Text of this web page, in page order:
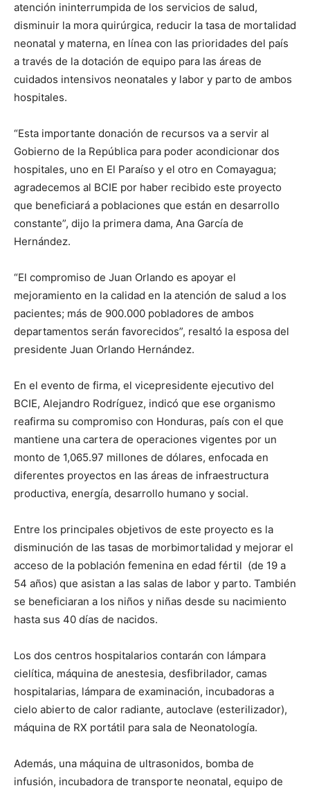
atención ininterrumpida de los servicios de salud,
disminuir la mora quirúrgica, reducir la tasa de mortalidad
neonatal y materna, en línea con las prioridades del país
a través de la dotación de equipo para las áreas de
cuidados intensivos neonatales y labor y parto de ambos
hospitales.
“Esta importante donación de recursos va a servir al
Gobierno de la República para poder acondicionar dos
hospitales, uno en El Paraíso y el otro en Comayagua;
agradecemos al BCIE por haber recibido este proyecto
que beneficiará a poblaciones que están en desarrollo
constante”, dijo la primera dama, Ana García de
Hernández.
“El compromiso de Juan Orlando es apoyar el
mejoramiento en la calidad en la atención de salud a los
pacientes; más de 900.000 pobladores de ambos
departamentos serán favorecidos”, resaltó la esposa del
presidente Juan Orlando Hernández.
En el evento de firma, el vicepresidente ejecutivo del
BCIE, Alejandro Rodríguez, indicó que ese organismo
reafirma su compromiso con Honduras, país con el que
mantiene una cartera de operaciones vigentes por un
monto de 1,065.97 millones de dólares, enfocada en
diferentes proyectos en las áreas de infraestructura
productiva, energía, desarrollo humano y social.
Entre los principales objetivos de este proyecto es la
disminución de las tasas de morbimortalidad y mejorar el
acceso de la población femenina en edad fértil (de 19 a
54 años) que asistan a las salas de labor y parto. También
se beneficiaran a los niños y niñas desde su nacimiento
hasta sus 40 días de nacidos.
Los dos centros hospitalarios contarán con lámpara
cielítica, máquina de anestesia, desfibrilador, camas
hospitalarias, lámpara de examinación, incubadoras a
cielo abierto de calor radiante, autoclave (esterilizador),
máquina de RX portátil para sala de Neonatología.
Además, una máquina de ultrasonidos, bomba de
infusión, incubadora de transporte neonatal, equipo de